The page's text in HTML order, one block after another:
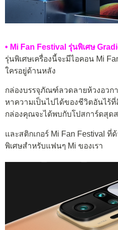
• Mi Fan Festival รุ่นพิเศษ
รุ่นพิเศษเครื่องนี้จะมีไอคอน Mi
ใครอยู่ด้านหลัง
กล่องบรรจุภัณฑ์ลวดลายห้วงอวก
หาความเป็นไปได้ของชีวิตอันไร้
กล่องคุณจะได้พบกับโปสการ์ดสุด
และสติกเกอร์ Mi Fan Festival ที่
พิเศษสำหรับแฟนๆ Mi ของเรา